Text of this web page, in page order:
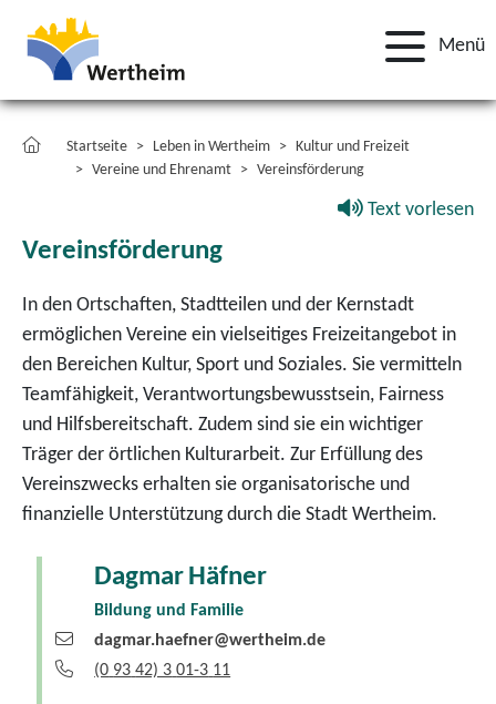
Menü
Startseite Leben in Wertheim
Kultur und Freizeit
Vereine und Ehrenamt
Vereinsförderung
Text vorlesen
Vereinsförderung
In den Ortschaften, Stadtteilen und der Kernstadt
ermöglichen Vereine ein vielseitiges Freizeitangebot in
den Bereichen Kultur, Sport und Soziales. Sie vermitteln
Teamfähigkeit, Verantwortungsbewusstsein, Fairness
und Hilfsbereitschaft. Zudem sind sie ein wichtiger
Träger der örtlichen Kulturarbeit. Zur Erfüllung des
Vereinszwecks erhalten sie organisatorische und
finanzielle Unterstützung durch die Stadt Wertheim.
Dagmar Häfner
Bildung und Familie
dagmar.haefner@wertheim.de
(0 93 42) 3 01-3 11